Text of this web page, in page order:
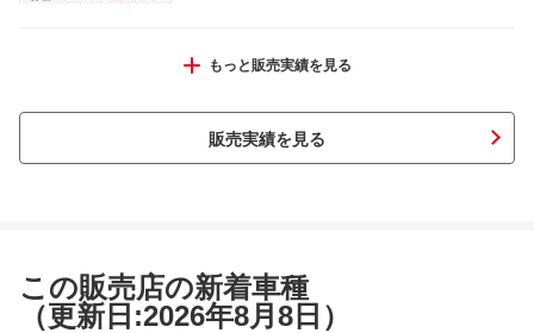
ハイエースワゴン グランドキャビン
もっと販売実績を見る
販売実績を見る
この販売店の新着車種
（更新日:2026年8月8日）